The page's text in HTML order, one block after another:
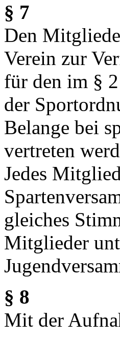
§ 7
Den
Verein zur
für den im §
der
Belange bei
vertreten
Jedes
gleiches
Mitglieder
§ 8
Mit der